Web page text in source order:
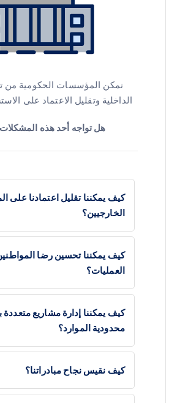
نمكن المؤسسات الحكومية من
الداخلية وتقليل الاعتماد على
هل تواجه أحد هذه
كيف يمكننا تقليل اعتمادنا على
الخارجيين؟
كيف يمكننا تحسين رضا
العمليات؟
كيف يمكننا إدارة مشاريع متعددة
محدودية الموارد؟
كيف نقيس نجاح مبادراتنا؟